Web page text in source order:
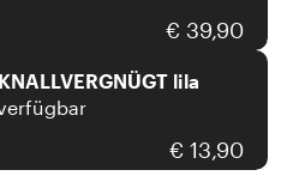
€ 39,90
Nogallery
lila
€ 13,90